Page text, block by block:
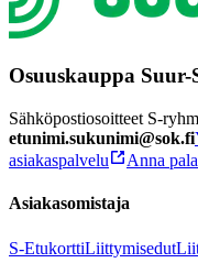
Osuuskauppa Suur-
Sähköpostiosoitteet S-
etunimi.sukunimi@sok.fi
asiakaspalvelu
Anna
Asiakasomistaja
S-EtukorttiLiittymisedut